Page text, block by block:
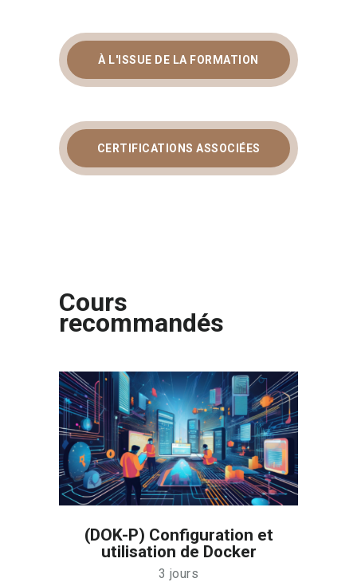
À L'ISSUE DE LA FORMATION
CERTIFICATIONS ASSOCIÉES
Cours
recommandés
(DOK-P) Configuration et
utilisation de Docker
3 jours